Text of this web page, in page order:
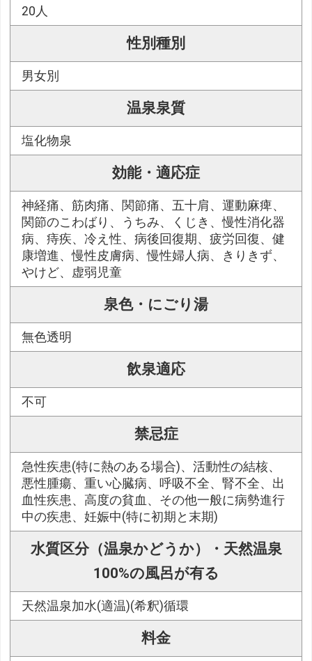
20人
性別種別
男女別
温泉泉質
塩化物泉
効能・適応症
神経痛、筋肉痛、関節痛、五十肩、運動麻痺、
関節のこわばり、うちみ、くじき、慢性消化器
病、痔疾、冷え性、病後回復期、疲労回復、健
康増進、慢性皮膚病、慢性婦人病、きりきず、
やけど、虚弱児童
泉色・にごり湯
無色透明
飲泉適応
不可
禁忌症
急性疾患(特に熱のある場合)、活動性の結核、
悪性腫瘍、重い心臓病、呼吸不全、腎不全、出
血性疾患、高度の貧血、その他一般に病勢進行
中の疾患、妊娠中(特に初期と末期)
水質区分（温泉かどうか）・天然温泉
100%の風呂が有る
天然温泉加水(適温)(希釈)循環
料金